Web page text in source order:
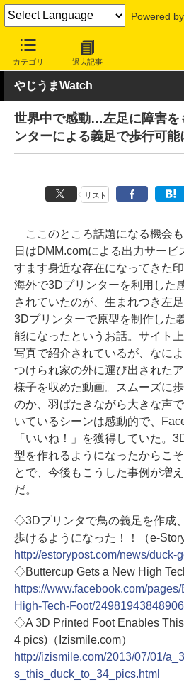
Powered by
カテゴリ 過去記事
INTERNET Watch トピック
やじうまWatch
世界中で感動…左足に障害を
ンターによる義足で歩行可能
リスト
ここのところ話題になる機会
日はDMM.comによる出力サービ
すます身近な存在になってきた
海外で3Dプリンターを利用した
されていたのが、生まれつき左
3Dプリンターで原型を制作した
能になったというお話。サイト
写真で紹介されているが、なに
つけられ家の外に運び出された
様子を収めた動画。スムーズに
のか、羽ばたきながら大きな声
いているシーンは感動的で、
「いいね！」を獲得していた。
型を作れるようになったからこ
とで、今後もこうした事例が増
だ。
◇3Dプリンタで鳥の義足を作成
歩けるようになった！！（e-
http://estorypost.com/news/duck-
◇Buttercup Gets a New High
https://www.facebook.com/
High-Tech-Foot/
◇A 3D Printed Foot Enables
4 pics)（Izismile.com）
http://izismile.com/2013/07/01/
s_this_duck_to_34_pics.html